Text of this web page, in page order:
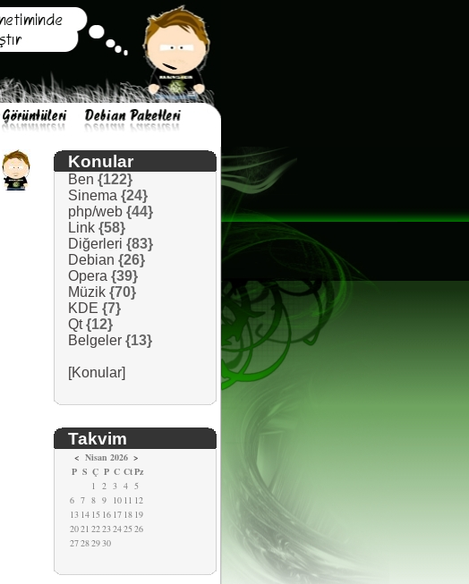
Konular
Ben {122}
Sinema {24}
php/web {44}
Link {58}
Diğerleri {83}
Debian {26}
Opera {39}
Müzik {70}
KDE {7}
Qt {12}
Belgeler {13}
[Konular]
Takvim
< Nisan 2026 >
P S Ç P C CtPz
1 2 3 4 5
6 7 8 9 10 11 12
13 14 15 16 17 18 19
2021 2223242526
27282930